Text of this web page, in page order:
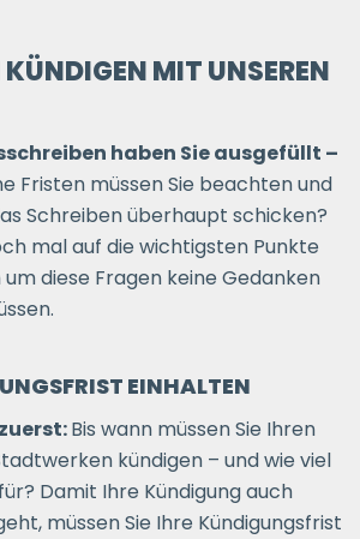
KÜNDIGEN MIT UNSEREN
haben Sie ausgefüllt –
Fristen müssen Sie beachten und
Schreiben überhaupt schicken?
mal auf die wichtigsten Punkte
um diese Fragen keine Gedanken
EINHALTEN
Bis wann müssen Sie Ihren
kündigen – und wie viel
Damit Ihre Kündigung auch
müssen Sie Ihre Kündigungsfrist